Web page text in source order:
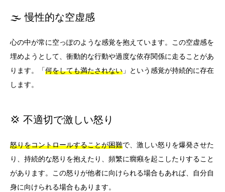
🌫️ 慢性的な空虚感
心の中が常に空っぽのような感覚を抱えています。この空虚感を
埋めようとして、衝動的な行動や過度な依存関係に走ることがあ
ります。「何をしても満たされない 」という感覚が持続的に存在
します。
💢 不適切で激しい怒り
怒りをコントロールすることが困難で、激しい怒りを爆発させた
り、持続的な怒りを抱えたり、頻繁に癇癪を起こしたりすること
があります。この怒りが他者に向けられる場合もあれば、自分自
身に向けられる場合もあります。